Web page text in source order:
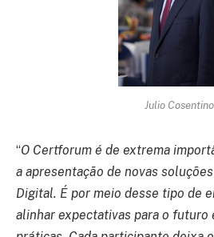
Julio Cosentino
“O Certforum é de extrema
a apresentação de novas
Digital. É por meio desse tipo de
alinhar expectativas para o futuro